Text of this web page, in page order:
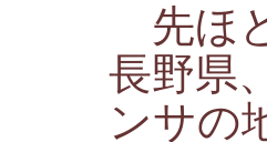
先ほ
長野県
ンサの